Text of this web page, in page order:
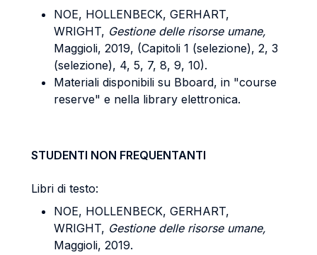
NOE, HOLLENBECK, GERHART,
WRIGHT, Gestione delle risorse umane,
Maggioli, 2019, (Capitoli 1 (selezione), 2, 3
(selezione), 4, 5, 7, 8, 9, 10).
Materiali disponibili su Bboard, in "course
reserve" e nella library elettronica.
STUDENTI NON FREQUENTANTI
Libri di testo:
NOE, HOLLENBECK, GERHART,
WRIGHT, Gestione delle risorse umane,
Maggioli, 2019.